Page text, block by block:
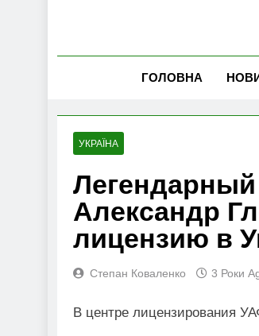
ГОЛОВНА
УКРАЇНА
Александр
лицензию в
Степан Коваленко 3 Роки
В центре лицензирования